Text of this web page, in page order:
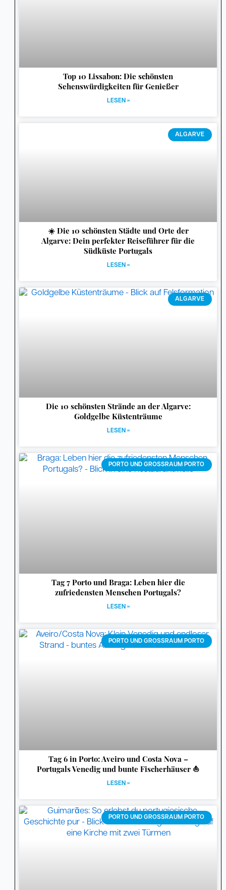
Top 10 Lissabon: Die schönsten
Sehenswürdigkeiten für Genießer
LESEN »
ALGARVE
☀️ Die 10 schönsten Städte und Orte der
Algarve: Dein perfekter Reiseführer für die
Südküste Portugals
LESEN »
ALGARVE
Die 10 schönsten Strände an der Algarve:
Goldgelbe Küstenträume
LESEN »
PORTO UND GROSSRAUM PORTO
Tag 7 Porto und Braga: Leben hier die
zufriedensten Menschen Portugals?
LESEN »
PORTO UND GROSSRAUM PORTO
Tag 6 in Porto: Aveiro und Costa Nova –
Portugals Venedig und bunte Fischerhäuser ⛵
LESEN »
PORTO UND GROSSRAUM PORTO